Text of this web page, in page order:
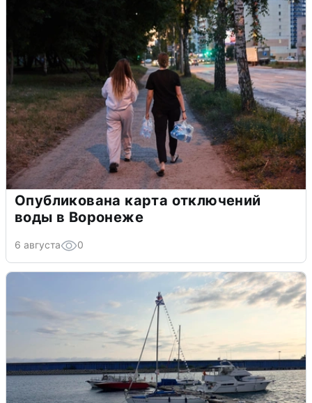
Опубликована карта отключений
воды в Воронеже
6 августа 0